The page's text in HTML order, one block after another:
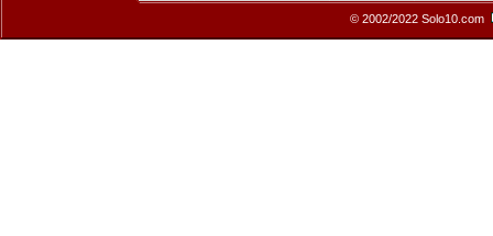
© 2002/2022 Solo10.com